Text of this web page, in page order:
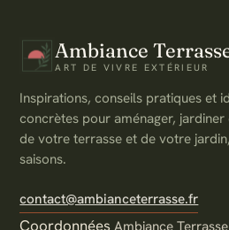
Ambiance
ART DE VIVRE EXTÉRIEUR
Inspirations, conseils pratiques et
concrètes pour aménager,
de votre terrasse et de votre
saisons.
contact@ambianceterrasse.fr
Coordonnées Ambiance Terrasse